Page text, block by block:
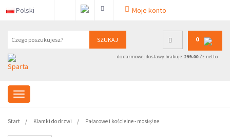
Polski Moje konto
SZUKAJ 0
do darmowej dostawy brakuje: 299.00ZŁ netto
Start Klamki do drzwi Pałacowe i kościelne - mosiężne